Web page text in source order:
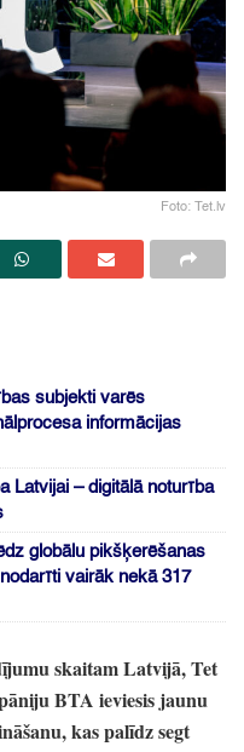
Foto: Tet.lv
subjekti varēs
informācijas
Latvijai – digitālā noturība
globālu pikšķerēšanas
vairāk nekā 317
skaitam Latvijā,Tet
BTA ieviesis jaunu
kas palīdz segt